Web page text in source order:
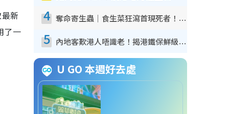
新
了一
4 奪命寄生蟲｜食生菜狂瀉首現死者！疫潮惡化錄1.8萬宗病例 揭洗菜3大謬誤
5 內地客歎港人唔識老！揭港鐵保鮮級冷氣 港人求放過：咪投訴
U GO 本週好去處